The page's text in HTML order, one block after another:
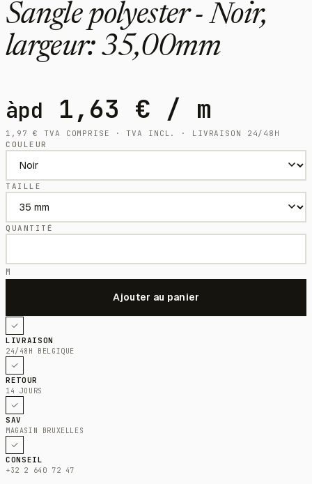
Sangle polyester - Noir,
largeur: 35,00mm
àpd 1,63 € / m
1,97€
TVA COMPRISE · TVA INCL. · LIVRAISON 24/48H
COULEUR
TAILLE
QUANTITÉ
M
LIVRAISON
24/48H BELGIQUE
RETOUR
14 JOURS
SAV
MAGASIN BRUXELLES
CONSEIL
+32 2 640 72 47